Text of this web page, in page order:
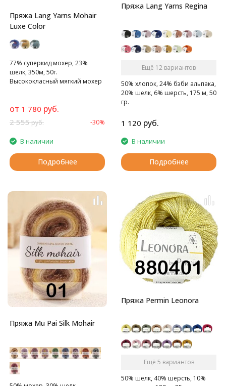
Пряжа Lang Yarns Mohair
Luxe Color
77% суперкид мохер, 23%
шелк, 350м, 50г.
Высококласный мягкий мохер
от 1 780 руб.
2 555руб. -30%
В наличии
Подробнее
Пряжа Lang Yarns Regina
Ещё 12 вариантов
50% хлопок, 24% бэби альпака,
20% шелк, 6% шерсть, 175 м, 50
гр.
Пряжа обеспечивает
непревзойденное качество и
комфорт
1 120 руб.
В наличии
Подробнее
Пряжа Mu Pai Silk Mohair
Пряжа Permin Leonora
Ещё 5 вариантов
50% шелк, 40% шерсть, 10%